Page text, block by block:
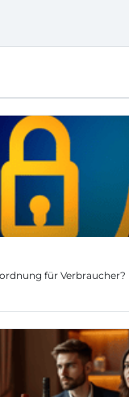
für Verbraucher?